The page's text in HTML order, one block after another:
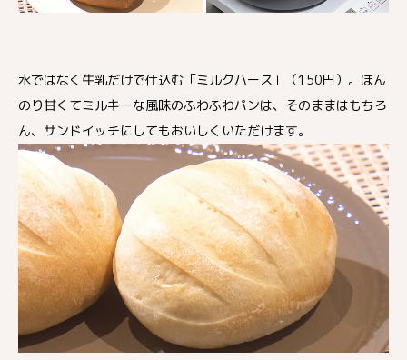
水ではなく牛乳だけで仕込む「ミルクハース」（150円）。ほん
のり甘くてミルキーな風味のふわふわパンは、そのままはもちろ
ん、サンドイッチにしてもおいしくいただけます。